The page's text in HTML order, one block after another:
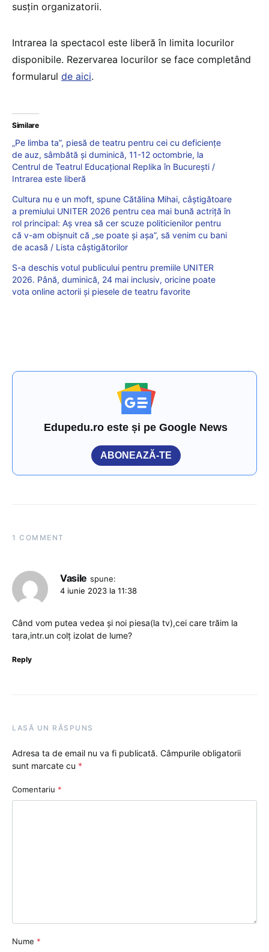
susțin organizatorii.
Intrarea la spectacol este liberă în limita locurilor
disponibile. Rezervarea locurilor se face completând
formularul de aici.
Similare
„Pe limba ta”, piesă de teatru pentru cei cu deficiențe
de auz, sâmbătă și duminică, 11-12 octombrie, la
Centrul de Teatrul Educațional Replika în București /
Intrarea este liberă
Cultura nu e un moft, spune Cătălina Mihai, câștigătoare
a premiului UNITER 2026 pentru cea mai bună actriță în
rol principal: Aș vrea să cer scuze politicienilor pentru
că v-am obișnuit că „se poate și așa”, să venim cu bani
de acasă / Lista câștigătorilor
S-a deschis votul publicului pentru premiile UNITER
2026. Până, duminică, 24 mai inclusiv, oricine poate
vota online actorii și piesele de teatru favorite
Edupedu.ro este și pe Google News
ABONEAZĂ-TE
1 COMMENT
Vasile spune:
4 iunie 2023 la 11:38
Când vom putea vedea și noi piesa(la tv),cei care trăim la
tara,intr.un colț izolat de lume?
Reply
LASĂ UN RĂSPUNS
Adresa ta de email nu va fi publicată. Câmpurile obligatorii
sunt marcate cu *
Comentariu *
Nume *